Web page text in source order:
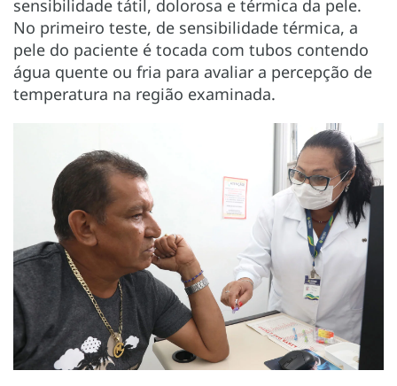
sensibilidade tátil, dolorosa e térmica da pele.
No primeiro teste, de sensibilidade térmica, a
pele do paciente é tocada com tubos contendo
água quente ou fria para avaliar a percepção de
temperatura na região examinada.